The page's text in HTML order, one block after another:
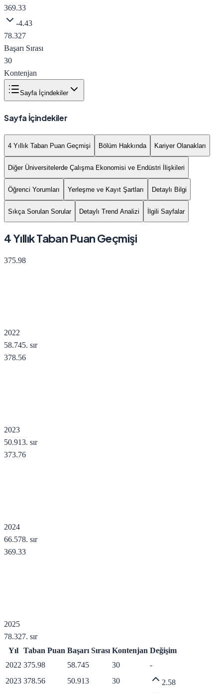
369.33
-4.43
78.327
Başarı Sırası
30
Kontenjan
Sayfa İçindekiler
Sayfa İçindekiler
4 Yıllık Taban Puan Geçmişi Bölüm Hakkında Kariyer Olanakları
Diğer Üniversitelerde Çalışma Ekonomisi ve Endüstri İlişkileri
Öğrenci Yorumları Yerleşme ve Kayıt Şartları Detaylı Bilgi
Sıkça Sorulan Sorular Detaylı Trend Analizi İlgili Sayfalar
4 Yıllık Taban Puan Geçmişi
375.98
2022
58.745. sır
378.56
2023
50.913. sır
373.76
2024
66.578. sır
369.33
2025
78.327. sır
Yıl Taban Puan Başarı Sırası Kontenjan Değişim
2022 375.98 58.745 30
-
2023 378.56 50.913 30
2.58